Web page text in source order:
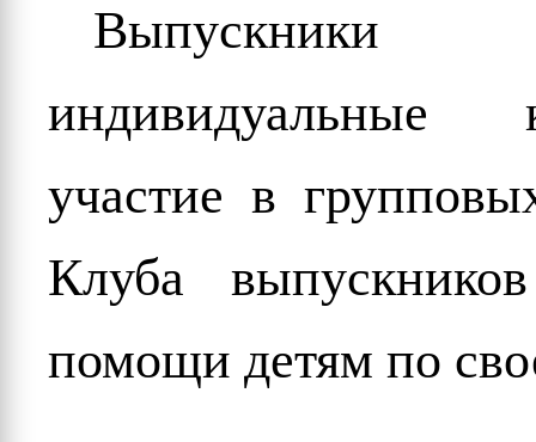
индивидуальные
участие в
Клуба
помощи детям по